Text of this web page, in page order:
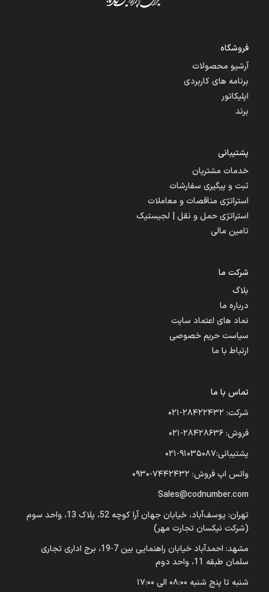
فروشگاه
آرشیو محصولات
برنامه های کاربردی
اپلیکاتور
برند
پشتیبانی
خدمات مشتریان
ثبت و پیگیری سفارشات
استراتژی مناقصات و معاملات
استراتژی حمل و نقل | لجیستیک
تامین مالی
شرکت ما
بلاگ
درباره ما
نماد های اعتماد سایت
سیاست حریم خصوصی
ارتباط با ما
تماس با ما
شرکت: ۲۸۴۲۲۴۳۲-۰۲۱
فروش: ۲۸۴۲۸۶۳۶-۰۲۱
پشتیبانی:۹۱۰۳۵۰۸۷-۰۲۱
واتس اپ فروش: ۷۴۴۲۴۳۲-۰۹۳۰
Sales@codnumber.com
تهران: یوسف‌آباد، خیابان جهان آرا کوچه 52، پلاک 13، واحد سوم
(شرکت نیکسان تجارت مهر)
مشهد: احمدآباد خیابان راهنمایی بین 7-19، برج اداری تجاری
سلمان طبقه 11، واحد دوم
شنبه تا پنج شنبه ۰۸:۰۰ الی ۱۷:۰۰